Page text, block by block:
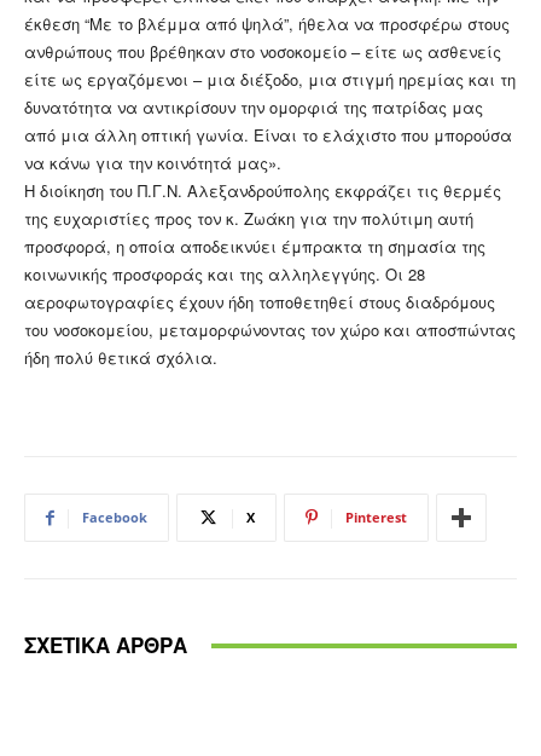
έκθεση “Με το βλέμμα από ψηλά”, ήθελα να προσφέρω στους
ανθρώπους που βρέθηκαν στο νοσοκομείο – είτε ως ασθενείς
είτε ως εργαζόμενοι – μια διέξοδο, μια στιγμή ηρεμίας και τη
δυνατότητα να αντικρίσουν την ομορφιά της πατρίδας μας
από μια άλλη οπτική γωνία. Είναι το ελάχιστο που μπορούσα
να κάνω για την κοινότητά μας».
Η διοίκηση του Π.Γ.Ν. Αλεξανδρούπολης εκφράζει τις θερμές
της ευχαριστίες προς τον κ. Ζωάκη για την πολύτιμη αυτή
προσφορά, η οποία αποδεικνύει έμπρακτα τη σημασία της
κοινωνικής προσφοράς και της αλληλεγγύης. Οι 28
αεροφωτογραφίες έχουν ήδη τοποθετηθεί στους διαδρόμους
του νοσοκομείου, μεταμορφώνοντας τον χώρο και αποσπώντας
ήδη πολύ θετικά σχόλια.
Facebook X Pinterest
ΣΧΕΤΙΚΑ ΑΡΘΡΑ